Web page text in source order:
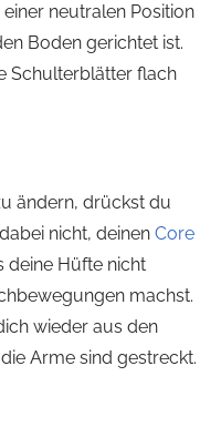
neutralen Position
Boden gerichtet ist.
Schulterblätter flach
ändern, drückst du
nicht, deinen Core
deine Hüfte nicht
machst.
wieder aus den
Arme sind gestreckt.